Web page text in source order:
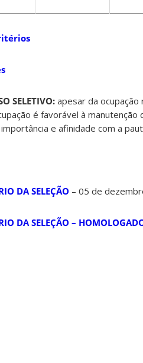
SELETIVO: apesar da ocupação
é favorável à
e afinidade com a
DA SELEÇÃO – 05 de
DA SELEÇÃO –